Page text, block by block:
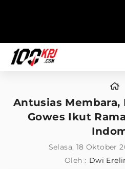
Antusias Membara,
Gowes Ikut
Selasa, 18 Oktober
Oleh : Dwi